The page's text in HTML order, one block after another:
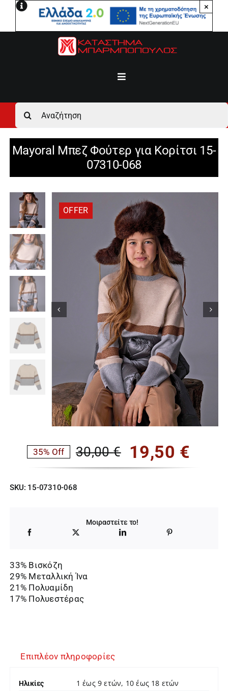
Μετάβαση
×
Toggle
Αρχική
Ανδρικά
Αγόρι
Κορίτσι
Εσώρουχα
Είδη Παρέλασης
Σχετικά με εμάς
Καλάθι
ENGLISH English
Αναζήτηση
για:
Mayoral Μπεζ Φούτερ για Κορίτσι 15-
07310-068
OFFER
30,00€
Original
price
30,00 €.
19,50 €
Η
τρέχουσα
είναι:
19,50 €.
35% Off
SKU: 15-07310-068
Μοιραστείτε το!
33% Βισκόζη
29% Μεταλλική Ίνα
21% Πολυαμίδη
17% Πολυεστέρας
Επιπλέον πληροφορίες
Ηλικίες 1 έως 9 ετών, 10 έως 18 ετών